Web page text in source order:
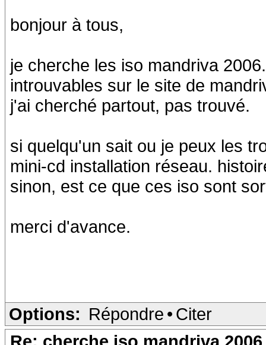
bonjour à tous,
je cherche les iso mandriva 2006.
introuvables sur le site de
j'ai cherché partout, pas trouvé.
si quelqu'un sait ou je peux les
mini-cd installation réseau.
sinon, est ce que ces iso sont
merci d'avance.
Options: Répondre • Citer